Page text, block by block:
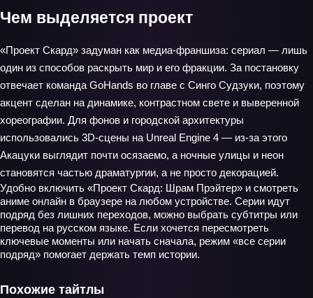
Чем выделяется проект
«Проект Скард» задуман как медиа‑франшиза: сериал — лишь
один из способов раскрыть мир и его фракции. За постановку
отвечает команда GoHands во главе с Синго Судзуки, поэтому
акцент сделан на динамике, контрастном свете и выверенной
хореографии. Для фонов и городской архитектуры
использовались 3D‑сцены на Unreal Engine 4 — из-за этого
Акацуки выглядит почти осязаемо, а ночные улицы и неон
становятся частью драматургии, а не просто декорацией.
Удобно включить «Проект Скард: Шрам Прэйтер» и смотреть
аниме онлайн в браузере на любом устройстве. Серии идут
подряд без лишних переходов, можно выбрать субтитры или
перевод на русском языке. Если хочется пересмотреть
ключевые моменты или начать сначала, режим «все серии
подряд» помогает держать темп истории.
Похожие тайтлы